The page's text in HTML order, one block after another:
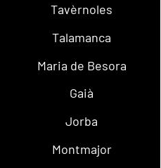
Tavèrnoles
Talamanca
Maria de Besora
Gaià
Jorba
Montmajor